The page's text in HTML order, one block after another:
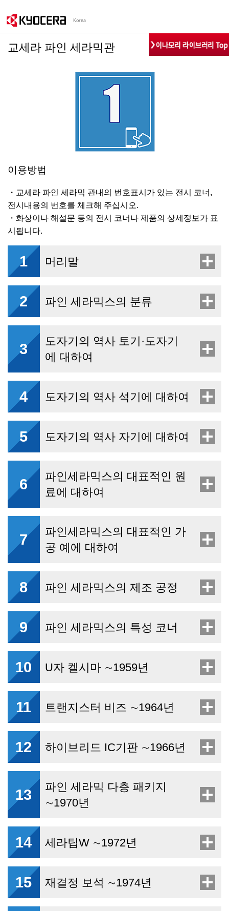
Korea
교세라 파인 세라믹관
이용방법
・교세라 파인 세라믹 관내의 번호표시가 있는 전시 코너,
전시내용의 번호를 체크해 주십시오.
・화상이나 해설문 등의 전시 코너나 제품의 상세정보가 표
시됩니다.
1 머리말
2 파인 세라믹스의 분류
3
도자기의 역사 토기·도자기
에 대하여
4 도자기의 역사 석기에 대하여
5 도자기의 역사 자기에 대하여
6
파인세라믹스의 대표적인 원
료에 대하여
7
파인세라믹스의 대표적인 가
공 예에 대하여
8 파인 세라믹스의 제조 공정
9 파인 세라믹스의 특성 코너
10 U자 켈시마 ∼1959년
11 트랜지스터 비즈 ∼1964년
12 하이브리드 IC기판 ∼1966년
13
파인 세라믹 다층 패키지
∼1970년
14 세라팁W ∼1972년
15 재결정 보석 ∼1974년